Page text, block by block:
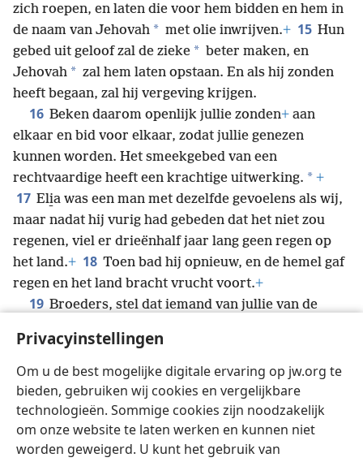
Privacyinstellingen
Om u de best mogelijke digitale ervaring op jw.org te
bieden, gebruiken wij cookies en vergelijkbare
technologieën. Sommige cookies zijn noodzakelijk
om onze website te laten werken en kunnen niet
worden geweigerd. U kunt het gebruik van
zich roepen, en laten die voor hem bidden en hem in
de naam van Jehovah * met olie inwrijven.+ 15 Hun
gebed uit geloof zal de zieke * beter maken, en
Jehovah * zal hem laten opstaan. En als hij zonden
heeft begaan, zal hij vergeving krijgen.
16 Beken daarom openlijk jullie zonden+ aan
elkaar en bid voor elkaar, zodat jullie genezen
kunnen worden. Het smeekgebed van een
rechtvaardige heeft een krachtige uitwerking. * +
17 Eli̱a was een man met dezelfde gevoelens als wij,
maar nadat hij vurig had gebeden dat het niet zou
regenen, viel er drieënhalf jaar lang geen regen op
het land.+ 18 Toen bad hij opnieuw, en de hemel gaf
regen en het land bracht vrucht voort.+
19 Broeders, stel dat iemand van jullie van de
terug te komen, 20 weet dan: wie een zondaar van
het dwaalspoor terugbrengt,+zal hem * van de dood
redden en een groot aantal zonden bedekken.